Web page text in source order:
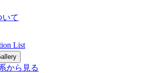
いて
List
から見る